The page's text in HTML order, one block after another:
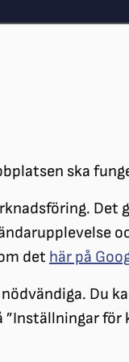
ska
Det
det här på
Du
för
INOM LEDSAGNINGEN
i dag i